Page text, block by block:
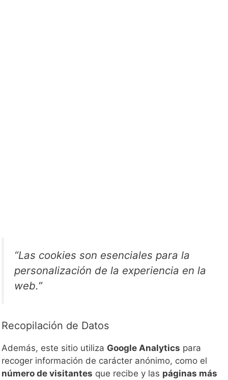
“Las cookies son esenciales para la
personalización de la experiencia en la
web.”
Recopilación de Datos
Además, este sitio utiliza Google Analytics para
recoger información de carácter anónimo, como el
número de visitantes que recibe y las páginas más